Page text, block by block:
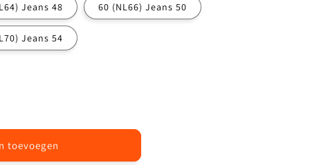
Jeans 48 60 (NL66) Jeans 50
Jeans 54
toevoegen